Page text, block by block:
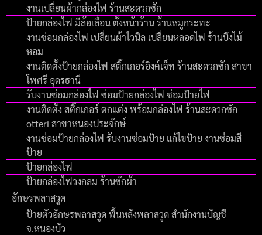
งานเปลี่ยนผ้ากล่องไฟ ร้านสะดวกซัก
ป้ายกล่องไฟ มีล้อเลื่อน ตั้งหน้าร้าน ร้านหมูกระทะ
งานซ่อมกล่องไฟ เปลี่ยนผ้าไวนิล เปลี่ยนหลอดไฟ ร้านบึงไม้
หอม
งานติดตั้งป้ายกล่องไฟ สติ๊กเกอร์อิงค์เจ็ท ร้านสะดวกซัก สาขา
โพศรี อุดรธานี
รับงานซ่อมกล่องไฟ ซ่อมป้ายกล่องไฟ ซ่อมป้ายไฟ
งานติดตั้ง สติ๊กเกอร์ ตกแต่ง พร้อมกล่องไฟ ร้านสะดวกซัก
otteri สาขาหนองประจักษ์
งานซ่อมป้ายกล่องไฟ รับงานซ่อมป้าย แก้ไขป้าย งานซ่อมสี
ป้าย
ป้ายกล่องไฟ
ป้ายกล่องไฟวงกลม ร้านซักผ้า
อักษรพลาสวูด
ป้ายตัวอักษรพลาสวูด พื้นหลังพลาสวูด สำนักงานบัญชี
จ.หนองบัว